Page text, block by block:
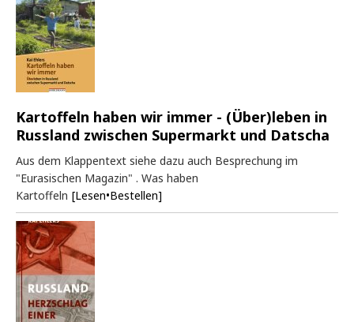
Kartoffeln haben wir immer - (Über)leben in
Russland zwischen Supermarkt und Datscha
Aus dem Klappentext siehe dazu auch Besprechung im
"Eurasischen Magazin" . Was haben
Kartoffeln [Lesen•Bestellen]